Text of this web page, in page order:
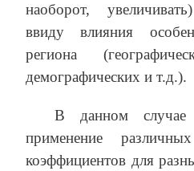
наоборот,
ввиду влияния
региона
демографических и т.д.).
В данном случае
применение
коэффициентов для